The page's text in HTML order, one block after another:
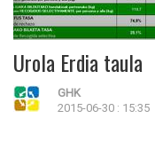
Urola Erdia taula
GHK
2015-06-30 : 15:35